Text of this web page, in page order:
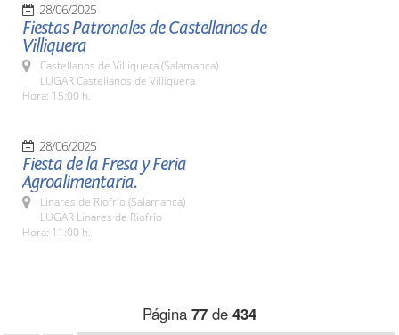
28/06/2025
Fiestas Patronales de Castellanos de
Villiquera
Castellanos de Villiquera (Salamanca)
LUGAR Castellanos de Villiquera
Hora: 15:00 h.
28/06/2025
Fiesta de la Fresa y Feria
Agroalimentaria.
Linares de Riofrío (Salamanca)
LUGAR Linares de Riofrío
Hora: 11:00 h.
Página 77 de 434